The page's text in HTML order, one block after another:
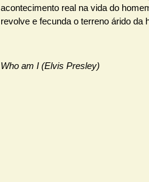
acontecimento real na vida do
revolve e fecunda o terreno árido da
Who am I (Elvis Presley)